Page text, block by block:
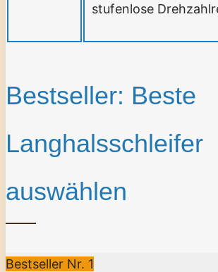
stufenlose
Bestseller: Beste
Langhalsschleifer
auswählen
Bestseller Nr. 1